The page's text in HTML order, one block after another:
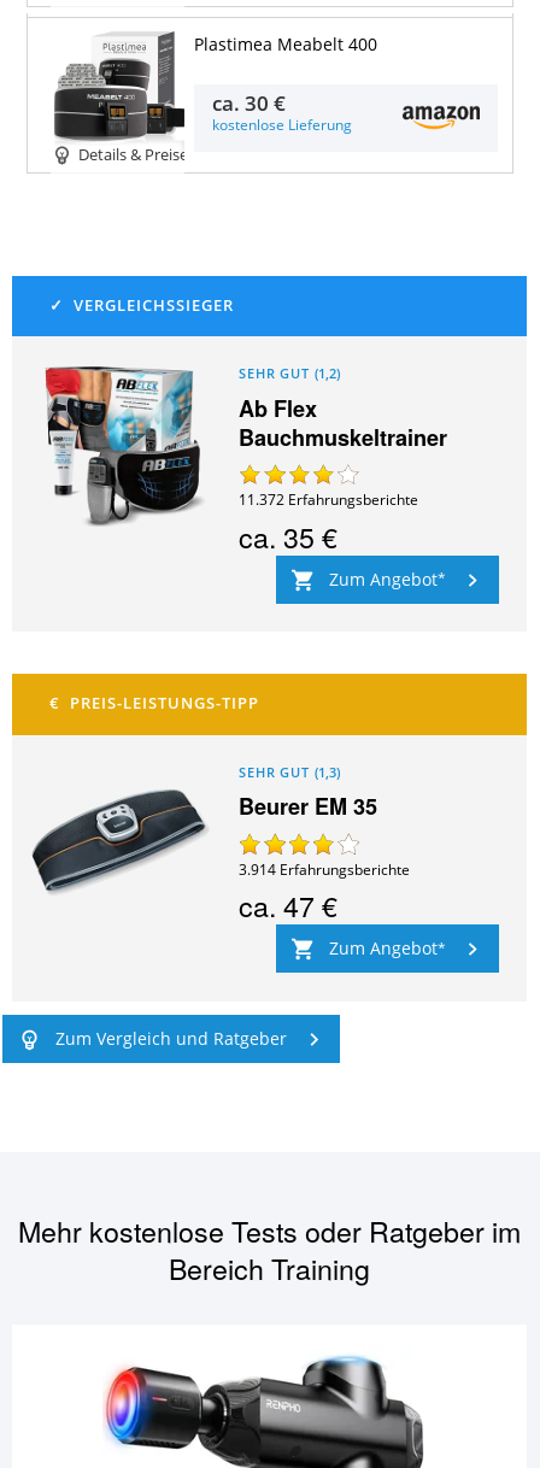
Details & Preise
Plastimea Meabelt 400
ca.30 €
kostenlose Lieferung
SEHR GUT (1,2)
Ab Flex
Bauchmuskeltrainer
11.372 Erfahrungsberichte
ca.35 €
Zum Angebot
SEHR GUT (1,3)
Beurer EM 35
3.914 Erfahrungsberichte
ca.47 €
Zum Angebot
Zum Vergleich und Ratgeber
Mehr kostenlose Tests oder Ratgeber im
BereichTraining